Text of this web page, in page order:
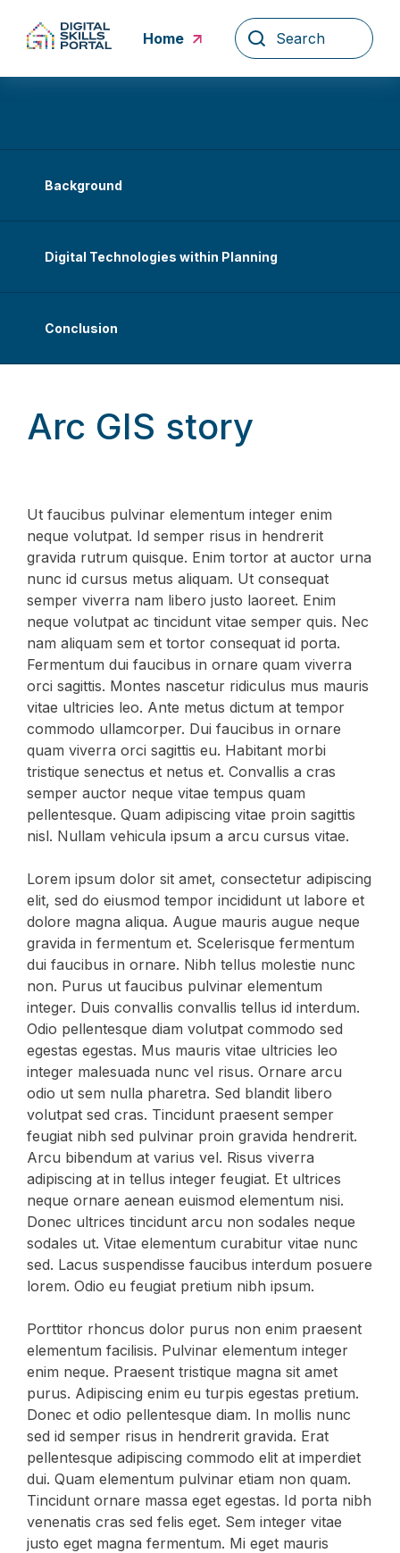
content
Home
Background
Digital Technologies within Planning
Conclusion
Arc GIS story
Ut faucibus pulvinar elementum integer enim
neque volutpat. Id semper risus in hendrerit
gravida rutrum quisque. Enim tortor at auctor urna
nunc id cursus metus aliquam. Ut consequat
semper viverra nam libero justo laoreet. Enim
neque volutpat ac tincidunt vitae semper quis. Nec
nam aliquam sem et tortor consequat id porta.
Fermentum dui faucibus in ornare quam viverra
orci sagittis. Montes nascetur ridiculus mus mauris
vitae ultricies leo. Ante metus dictum at tempor
commodo ullamcorper. Dui faucibus in ornare
quam viverra orci sagittis eu. Habitant morbi
tristique senectus et netus et. Convallis a cras
semper auctor neque vitae tempus quam
pellentesque. Quam adipiscing vitae proin sagittis
nisl. Nullam vehicula ipsum a arcu cursus vitae.
Lorem ipsum dolor sit amet, consectetur adipiscing
elit, sed do eiusmod tempor incididunt ut labore et
dolore magna aliqua. Augue mauris augue neque
gravida in fermentum et. Scelerisque fermentum
dui faucibus in ornare. Nibh tellus molestie nunc
non. Purus ut faucibus pulvinar elementum
integer. Duis convallis convallis tellus id interdum.
Odio pellentesque diam volutpat commodo sed
egestas egestas. Mus mauris vitae ultricies leo
integer malesuada nunc vel risus. Ornare arcu
odio ut sem nulla pharetra. Sed blandit libero
volutpat sed cras. Tincidunt praesent semper
feugiat nibh sed pulvinar proin gravida hendrerit.
Arcu bibendum at varius vel. Risus viverra
adipiscing at in tellus integer feugiat. Et ultrices
neque ornare aenean euismod elementum nisi.
Donec ultrices tincidunt arcu non sodales neque
sodales ut. Vitae elementum curabitur vitae nunc
sed. Lacus suspendisse faucibus interdum posuere
lorem. Odio eu feugiat pretium nibh ipsum.
Porttitor rhoncus dolor purus non enim praesent
elementum facilisis. Pulvinar elementum integer
enim neque. Praesent tristique magna sit amet
purus. Adipiscing enim eu turpis egestas pretium.
Donec et odio pellentesque diam. In mollis nunc
sed id semper risus in hendrerit gravida. Erat
pellentesque adipiscing commodo elit at imperdiet
dui. Quam elementum pulvinar etiam non quam.
Tincidunt ornare massa eget egestas. Id porta nibh
venenatis cras sed felis eget. Sem integer vitae
justo eget magna fermentum. Mi eget mauris